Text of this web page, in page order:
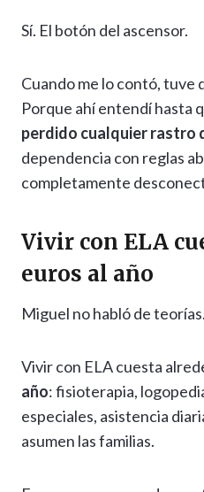
Sí. El botón del ascensor.
Cuando me lo contó, tuve
Porque ahí entendí hasta
perdido cualquier rastro
dependencia con reglas
completamente
Vivir con ELA
euros al año
Miguel no habló de
Vivir con ELA cuesta
año: fisioterapia,
especiales, asistencia
asumen las familias.